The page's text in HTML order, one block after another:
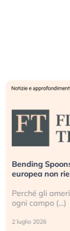
Bending
europea non
Perché gli
ogni campo (…)
2 luglio 2026